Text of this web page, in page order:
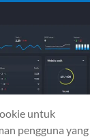
untuk
pengguna yang